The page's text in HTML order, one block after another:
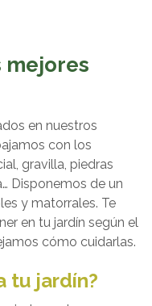
mejores
en nuestros
con los
gravilla, piedras
Disponemos de un
y matorrales. Te
en tu jardín según el
cómo cuidarlas.
tu jardín?